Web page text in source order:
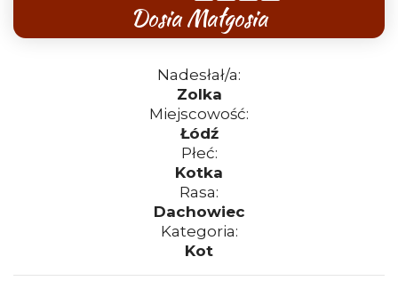
Dosia Małgosia
Nadesłał/a:
Zolka
Miejscowość:
Łódź
Płeć:
Kotka
Rasa:
Dachowiec
Kategoria:
Kot